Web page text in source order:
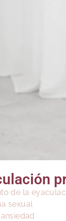
de la
sexual